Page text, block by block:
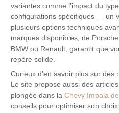
variantes comme l’impact du
configurations spécifiques — un
plusieurs options techniques
marques disponibles, de
BMW ou Renault, garantit que
repère solide.
Curieux d’en savoir plus sur
Le site propose aussi des
plongée dans laChevy Impala
conseils pour optimiser son choix